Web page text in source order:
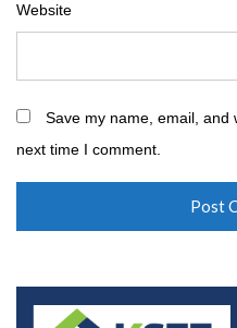
Website
Save my name, email, and
next time I comment.